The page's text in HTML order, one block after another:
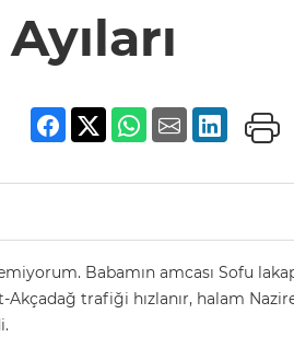
Babamın amcası Sofu
Akçadağ trafiği hızlanır, halam